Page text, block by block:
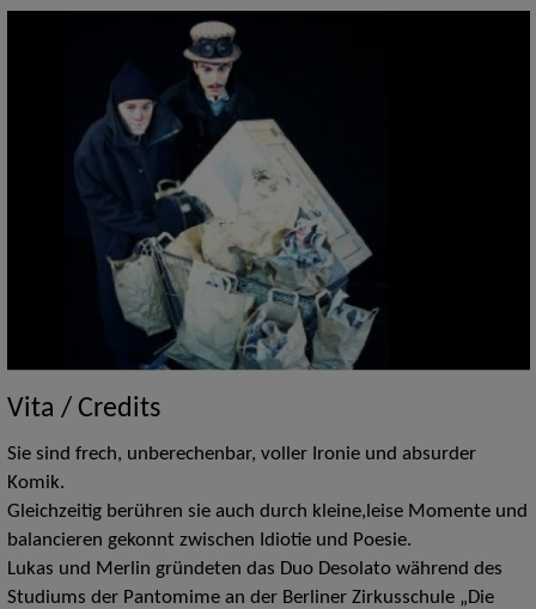
Vita / Credits
Sie sind frech, unberechenbar, voller Ironie und absurder
Komik.
Gleichzeitig berühren sie auch durch kleine,leise Momente und
balancieren gekonnt zwischen Idiotie und Poesie.
Lukas und Merlin gründeten das Duo Desolato während des
Studiums der Pantomime an der Berliner Zirkusschule „Die